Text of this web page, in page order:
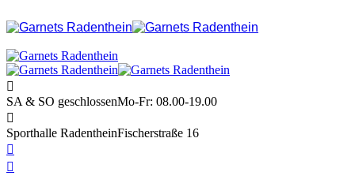
SA & SO geschlossenMo-Fr: 08.00-19.00
Sporthalle RadentheinFischerstraße 16